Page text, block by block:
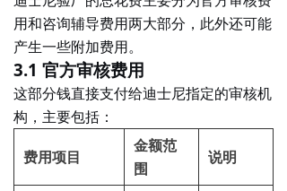
用和咨询辅导费用两大部分，此外还可能
产生一些附加费用。
3.1 官方审核费用
这部分钱直接支付给迪士尼指定的审核机
构，主要包括：
费用项目
金额范
围
说明